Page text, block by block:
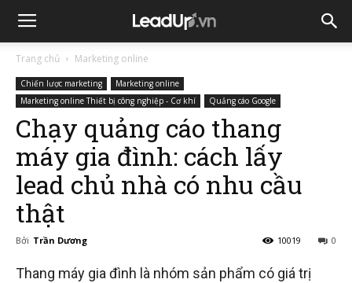
Trang chủ Marketing online
Chiến lược marketing
Marketing online
Marketing online Thiết bị công nghiệp - Cơ khí
Quảng cáo Google
Chạy quảng cáo thang
máy gia đình: cách lấy
lead chủ nhà có nhu cầu
thật
Bởi Trần Dương 0
10019
Thang máy gia đình là nhóm sản phẩm có giá trị